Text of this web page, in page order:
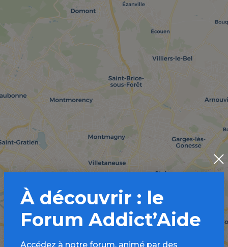
À découvrir : le
Forum Addict’Aide
Accédez à notre forum, animé par des